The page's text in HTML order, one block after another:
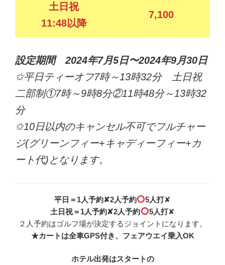
土日祝
11:48以降
7,100
設定期間 2024年7月5日〜2024年9月30日
✩平日ティーオフ7時～13時32分 土日祝
二部制①7時～9時8分②11時48分～13時32
分
✩10日以内のキャンセル不可でフルチャー
ジ(グリーンフィー+キャディーフィー+カ
ート代)となります。
平日＝1人予約✘2人予約 5人打✘
土日祝＝1人予約✘2人予約
5人打✘
２人予約はゴルフ場が決定するジョイントになります。
★カートは全車GPS付き、フェアウエイ乗入OK
ホテル出発はスタートの